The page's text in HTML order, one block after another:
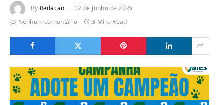
By Redacao
12 de junho de 2026
Nenhum comentário
3 Mins Read